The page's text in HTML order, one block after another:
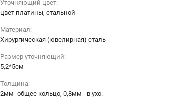
Уточняющий цвет:
цвет платины, стальной
Материал:
Хирургическая (ювелирная) сталь
Размер уточняющий:
5,2*5см
Толщина:
2мм- общее кольцо, 0,8мм - в ухо.